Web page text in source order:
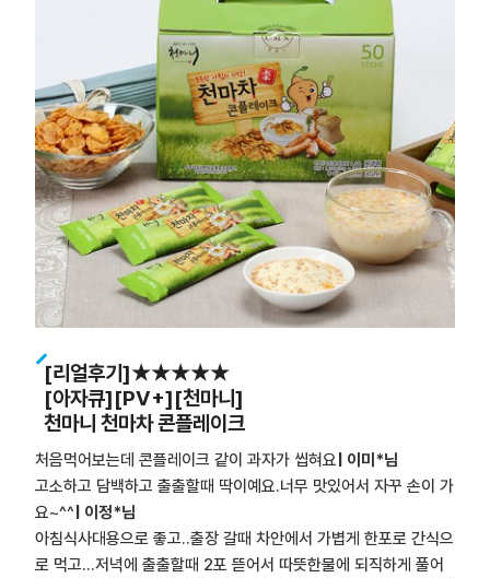
[리얼후기]★★★★★
[아자큐][PV+][천마니]
천마니 천마차 콘플레이크
처음먹어보는데 콘플레이크 같이 과자가 씹혀요 | 이미*님
고소하고 담백하고 출출할때 딱이예요.너무 맛있어서 자꾸 손이 가
요~^^ | 이정*님
아침식사대용으로 좋고..출장 갈때 차안에서 가볍게 한포로 간식으
로 먹고...저녁에 출출할때 2포 뜯어서 따뜻한물에 되직하게 풀어